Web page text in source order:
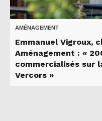
AMÉNAGEMENT
Emmanuel Vigroux,
Aménagement : «
commercialisés sur
Vercors »